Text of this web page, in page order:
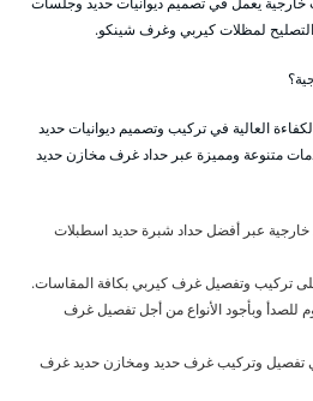
لمظلات كيربي وغرف شينكو.
العالية في تركيب وتصميم ديوانيات حديد
متنوعة ومميزة عبر حداد غرف مخازن حديد
خارجية عبر أفضل حداد شبرة حديد اسطبلات
تركيب وتفصيل غرف كيربي بكافة المقاسات.
للصدأ وبأجود الأنواع من أجل تفصيل غرف
تفصيل وتركيب غرف حديد ومخازن حديد غرف